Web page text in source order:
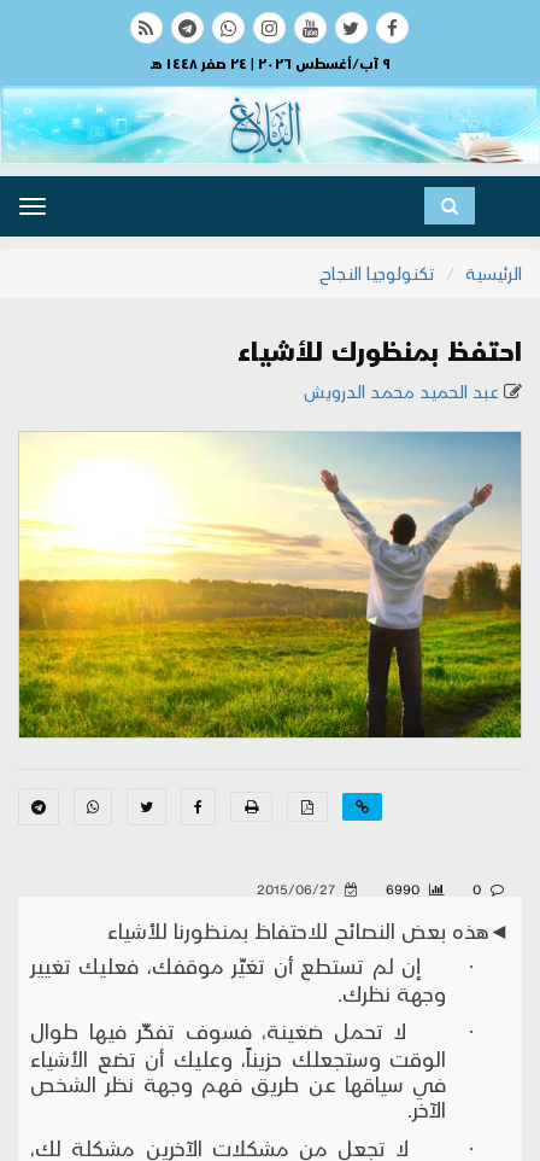
٩ آب/أغسطس ٢٠٢٦ | ٢٤ صفر ١٤٤٨ هـ
الرئيسية
تكنولوجيا النجاح
احتفظ بمنظورك للأشياء
عبد الحميد محمد الدرويش
◄هذه بعض النصائح للاحتفاظ بمنظورنا للأشياء
· إن لم تستطع أن تغيِّر موقفك، فعليك تغيير
وجهة نظرك.
· لا تحمل ضغينة، فسوف تفكِّر فيها طوال
الوقت وستجعلك حزيناً، وعليك أن تضع الأشياء
في سياقها عن طريق فهم وجهة نظر الشخص
الآخر.
· لا تجعل من مشكلات الآخرين مشكلة لك،